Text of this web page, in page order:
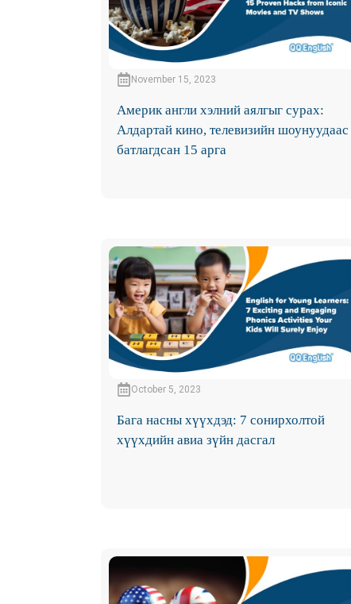
November 15, 2023
Америк англи хэлний аялгыг сурах:
Алдартай кино, телевизийн шоунуудаас
батлагдсан 15 арга​
October 5, 2023
Бага насны хүүхдэд: 7 сонирхолтой
хүүхдийн авиа зүйн дасгал